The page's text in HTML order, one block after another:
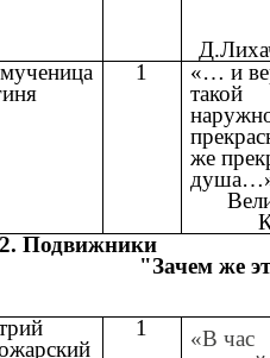
1
«… и
такой
же
2.
"Зачем же
1
«В час